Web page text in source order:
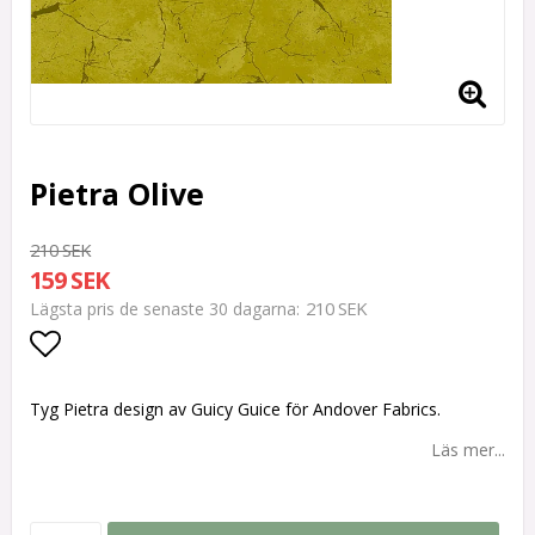
Pietra Olive
210 SEK
159 SEK
Lägsta pris de senaste 30 dagarna 210 SEK
Tyg Pietra design av Guicy Guice för Andover Fabrics.
Läs mer...